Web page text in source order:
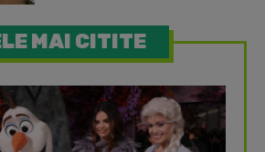
MAI CITITE